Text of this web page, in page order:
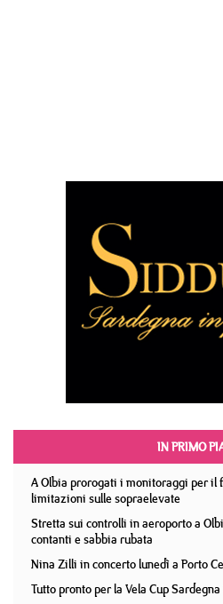
IN PRIMO
A Olbia prorogati i monitoraggi per il
limitazioni sulle sopraelevate
Stretta sui controlli in aeroporto a
contanti e sabbia rubata
Nina Zilli in concerto lunedì a Porto
Tutto pronto per la Vela Cup